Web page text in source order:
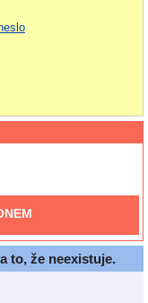
to, že neexistuje.